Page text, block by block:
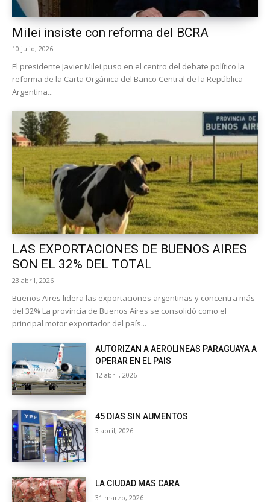
Milei insiste con reforma del BCRA
10 julio, 2026
El presidente Javier Milei puso en el centro del debate político la
reforma de la Carta Orgánica del Banco Central de la República
Argentina...
LAS EXPORTACIONES DE BUENOS AIRES
SON EL 32% DEL TOTAL
23 abril, 2026
Buenos Aires lidera las exportaciones argentinas y concentra más
del 32% La provincia de Buenos Aires se consolidó como el
principal motor exportador del país...
AUTORIZAN A AEROLINEAS PARAGUAYA A
OPERAR EN EL PAIS
12 abril, 2026
45 DIAS SIN AUMENTOS
3 abril, 2026
LA CIUDAD MAS CARA
31 marzo, 2026